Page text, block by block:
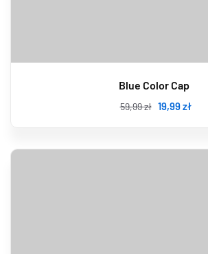
Blue Color Cap
59,99zł 19,99zł